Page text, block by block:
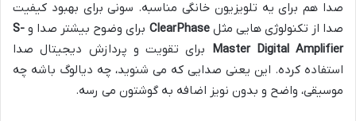
صدا هم برای یه تلویزیون خانگی مناسبه. سونی برای بهبود کیفیت
صدا از تکنولوژی هایی مثلClearPhase برای وضوح بیشتر صدا و S-
Master Digital Amplifier برای تقویت و پردازش دیجیتال صدا
استفاده کرده. این یعنی صدایی که می شنوید، چه دیالوگ باشه چه
موسیقی، واضح و بدون نویز اضافه به گوشتون می رسه.